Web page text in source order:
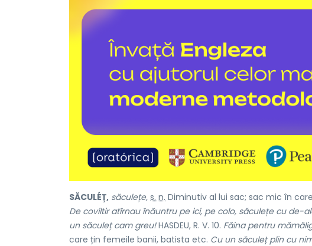
SĂCULÉȚ, săculețe, s. n. Diminutiv al lui sac; sac mic în
De coviltir atîrnau înăuntru pe ici, pe colo, săculețe cu de-
un săculeț cam greu!HASDEU, R. V. 10. Făina pentru
care țin femeile banii, batista etc. Cu un săculeț plin cu